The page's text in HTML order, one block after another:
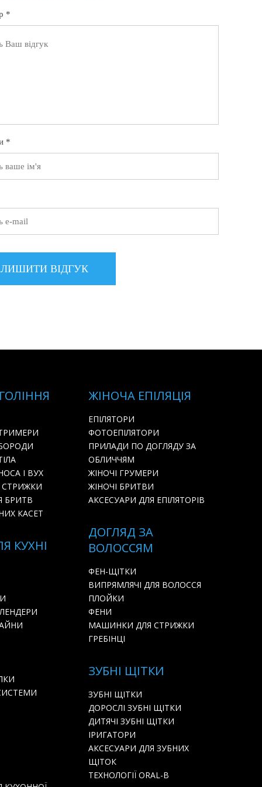
*
*
І ВУХ
БРИТВ
КАСЕТ
ЖІНОЧА ЕПІЛЯЦІЯ
ЕПІЛЯТОРИ
ФОТОЕПІЛЯТОРИ
ПРИЛАДИ ПО ДОГЛЯДУ ЗА
ОБЛИЧЧЯМ
ЖІНОЧІ ГРУМЕРИ
ЖІНОЧІ БРИТВИ
АКСЕСУАРИ ДЛЯ ЕПІЛЯТОРІВ
ДОГЛЯД ЗА
ВОЛОССЯМ
ФЕН-ЩІТКИ
ВИПРЯМЛЯЧІ ДЛЯ ВОЛОССЯ
ПЛОЙКИ
ФЕНИ
МАШИНКИ ДЛЯ СТРИЖКИ
ГРЕБІНЦІ
КУХНІ
ЗУБНІ ЩІТКИ
ЗУБНІ ЩІТКИ
ДОРОСЛІ ЗУБНІ ЩІТКИ
ДИТЯЧІ ЗУБНІ ЩІТКИ
ІРИГАТОРИ
АКСЕСУАРИ ДЛЯ ЗУБНИХ
ЩІТОК
ТЕХНОЛОГІЇ ORAL-B